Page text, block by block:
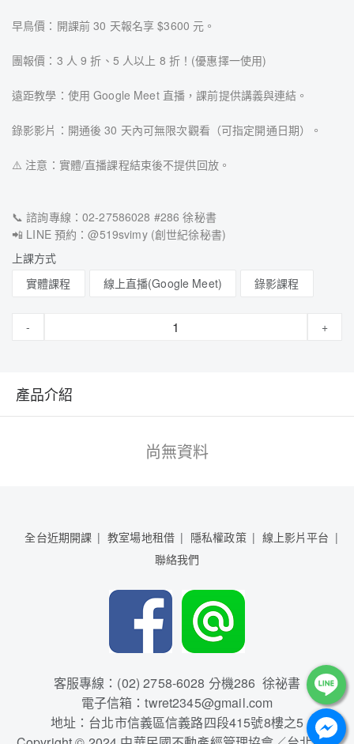
早鳥價：開課前 30 天報名享 $3600 元。
團報價：3 人 9 折、5 人以上 8 折！(優惠擇一使用)
遠距教學：使用 Google Meet 直播，課前提供講義與連結。
錄影影片：開通後 30 天內可無限次觀看（可指定開通日期）。
⚠️ 注意：實體/直播課程結束後不提供回放。
📞 諮詢專線：02-27586028 #286 徐秘書
📲 LINE 預約：@519svimy (創世紀徐秘書)
上課方式
實體課程
線上直播(Google Meet) 錄影課程
- +
產品介紹
尚無資料
全台近期開課 教室場地租借 隱私權政策
線上影片平台
聯絡我們
客服專線：(02) 2758-6028 分機286 徐祕書
電子信箱：twret2345@gmail.com
地址：台北市信義區信義路四段415號8樓之5